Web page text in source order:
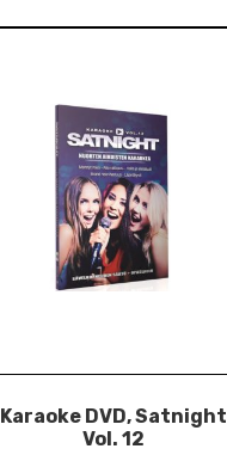
Karaoke DVD, Satnight
Vol. 12